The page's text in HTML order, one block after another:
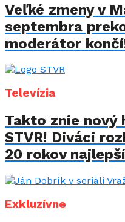
Veľké zmeny v
septembra
moderátor
Televízia
Takto znie nový
STVR! Diváci
20 rokov najlepší
Exkluzívne